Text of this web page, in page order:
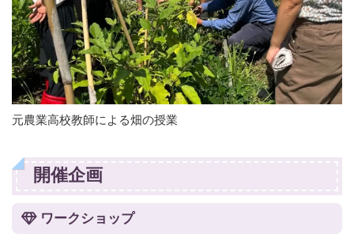
元農業高校教師による畑の授業
開催企画
ワークショップ